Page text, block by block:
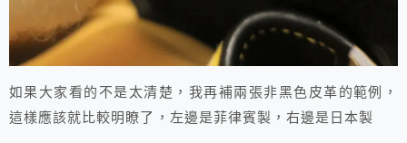
如果大家看的不是太清楚，我再補兩張非黑色皮革的範例，
這樣應該就比較明瞭了，左邊是菲律賓製，右邊是日本製